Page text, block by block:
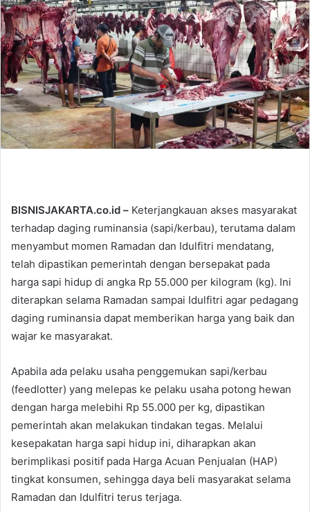
a
n
e
m
a
i
l
BISNISJAKARTA.co.id – Keterjangkauan akses masyarakat
terhadap daging ruminansia (sapi/kerbau), terutama dalam
menyambut momen Ramadan dan Idulfitri mendatang,
telah dipastikan pemerintah dengan bersepakat pada
harga sapi hidup di angka Rp 55.000 per kilogram (kg). Ini
diterapkan selama Ramadan sampai Idulfitri agar pedagang
daging ruminansia dapat memberikan harga yang baik dan
wajar ke masyarakat.
Apabila ada pelaku usaha penggemukan sapi/kerbau
(feedlotter) yang melepas ke pelaku usaha potong hewan
dengan harga melebihi Rp 55.000 per kg, dipastikan
pemerintah akan melakukan tindakan tegas. Melalui
kesepakatan harga sapi hidup ini, diharapkan akan
berimplikasi positif pada Harga Acuan Penjualan (HAP)
tingkat konsumen, sehingga daya beli masyarakat selama
Ramadan dan Idulfitri terus terjaga.